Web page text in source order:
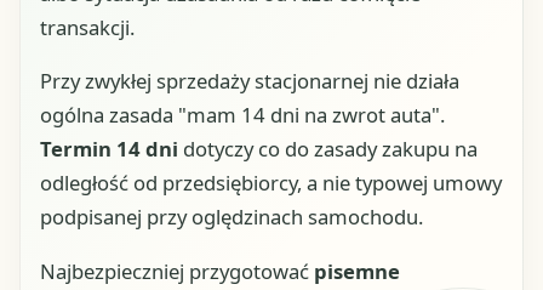
transakcji.
Przy zwykłej sprzedaży stacjonarnej nie działa
ogólna zasada "mam 14 dni na zwrot auta".
Termin 14 dni dotyczy co do zasady zakupu na
odległość od przedsiębiorcy, a nie typowej umowy
podpisanej przy oględzinach samochodu.
Najbezpieczniej przygotować pisemne